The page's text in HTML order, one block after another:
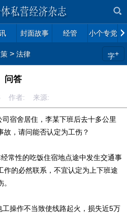
封面故事 经管 小个专党建
> 法律 字+
问答
作者: 来源:
宿舍居住，李某下班后去十多公里
故，请问能否认定为工伤？
性的吃饭住宿地点途中发生交通事
作的必然联系，不宜认定为上下班途
操作不当致使线路起火，损失近5万